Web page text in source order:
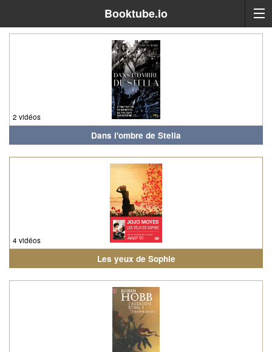
Booktube.io
2 vidéos
Dans l'ombre de Stella
4 vidéos
Les yeux de Sophie